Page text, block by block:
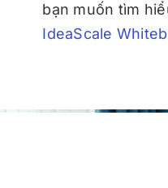
bạn muốn tìm
IdeaScale